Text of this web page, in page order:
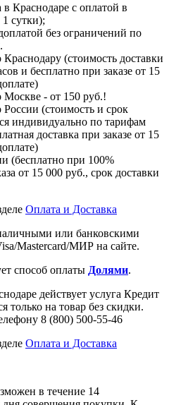
Краснодаре с оплатой в
1 сутки);
без ограничений по
Краснодару (стоимость доставки
и бесплатно при заказе от 15
Москве - от 150 руб.!
России (стоимость и срок
индивидуально по тарифам
доставка при заказе от 15
(бесплатно при 100%
от 15 000 руб., срок доставки
Оплата и Доставка
или банковскими
Mastercard/МИР на сайте.
способ оплаты Долями.
действует услуга Кредит
только на товар без скидки.
8 (800) 500-55-46
Оплата и Доставка
в течение 14